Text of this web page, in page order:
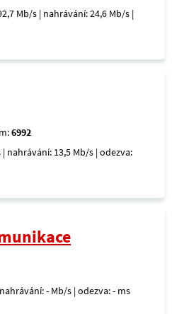
Mb/s | nahrávání: 24,6 Mb/s |
6992
nahrávání: 13,5 Mb/s | odezva:
- Mb/s | odezva: - ms